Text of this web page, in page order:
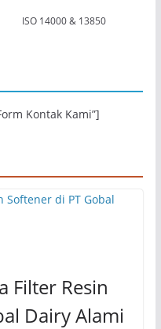
ISO 14000 & 13850
Kontak Kami”]
Filter Resin
Dairy Alami